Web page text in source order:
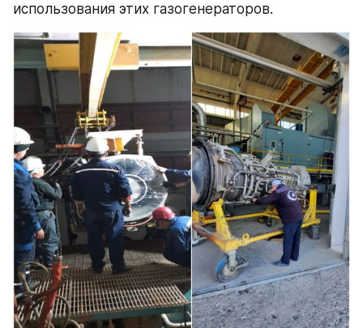
использования этих газогенераторов.